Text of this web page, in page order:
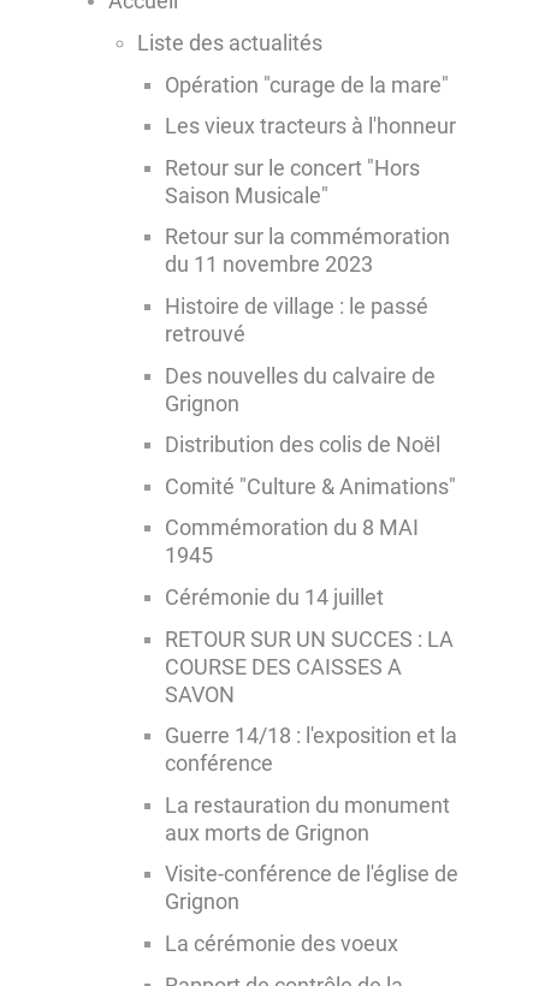
Liste des actualités
Opération "curage de la mare"
Les vieux tracteurs à l'honneur
Retour sur le concert "Hors
Saison Musicale"
Retour sur la commémoration
du 11 novembre 2023
Histoire de village : le passé
retrouvé
Des nouvelles du calvaire de
Grignon
Distribution des colis de Noël
Comité "Culture & Animations"
Commémoration du 8 MAI
1945
Cérémonie du 14 juillet
RETOUR SUR UN SUCCES : LA
COURSE DES CAISSES A
SAVON
Guerre 14/18 : l'exposition et la
conférence
La restauration du monument
aux morts de Grignon
Visite-conférence de l'église de
Grignon
La cérémonie des voeux